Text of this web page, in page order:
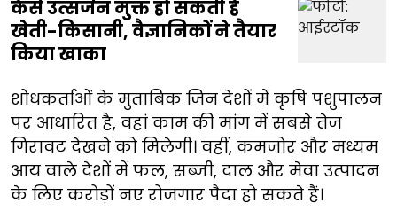
कैसे उत्सर्जन मुक्त हो सकती है
खेती-किसानी, वैज्ञानिकों ने तैयार
किया खाका
शोधकर्ताओं के मुताबिक जिन देशों में कृषि पशुपालन
पर आधारित है, वहां काम की मांग में सबसे तेज
गिरावट देखने को मिलेगी। वहीं, कमजोर और मध्यम
आय वाले देशों में फल, सब्जी, दाल और मेवा उत्पादन
के लिए करोड़ों नए रोजगार पैदा हो सकते हैं।